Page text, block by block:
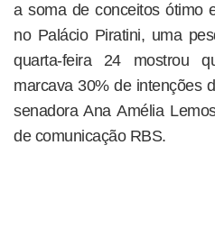
a soma de conceitos ótimo
no Palácio Piratini, uma
quarta-feira 24 mostrou
marcava 30% de intenções
senadora Ana Amélia
de comunicação RBS.